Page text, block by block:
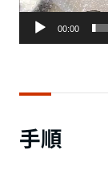
00:00
手順